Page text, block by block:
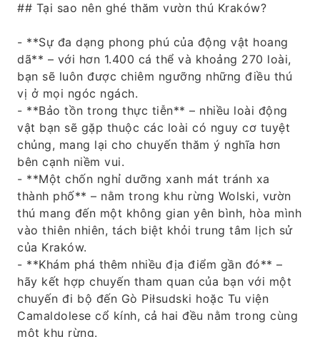
## Tại sao nên ghé thăm vườn thú Kraków?
- **Sự đa dạng phong phú của động vật hoang
dã** – với hơn 1.400 cá thể và khoảng 270 loài,
bạn sẽ luôn được chiêm ngưỡng những điều thú
vị ở mọi ngóc ngách.
- **Bảo tồn trong thực tiễn** – nhiều loài động
vật bạn sẽ gặp thuộc các loài có nguy cơ tuyệt
chủng, mang lại cho chuyến thăm ý nghĩa hơn
bên cạnh niềm vui.
- **Một chốn nghỉ dưỡng xanh mát tránh xa
thành phố** – nằm trong khu rừng Wolski, vườn
thú mang đến một không gian yên bình, hòa mình
vào thiên nhiên, tách biệt khỏi trung tâm lịch sử
của Kraków.
- **Khám phá thêm nhiều địa điểm gần đó** –
hãy kết hợp chuyến tham quan của bạn với một
chuyến đi bộ đến Gò Piłsudski hoặc Tu viện
Camaldolese cổ kính, cả hai đều nằm trong cùng
một khu rừng.